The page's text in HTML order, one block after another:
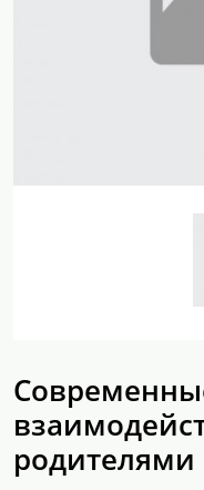
родителями